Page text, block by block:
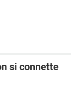
si connette